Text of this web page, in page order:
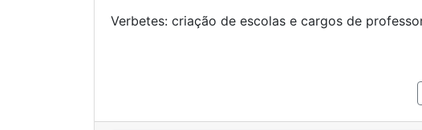
Verbetes: criação de escolas e cargos